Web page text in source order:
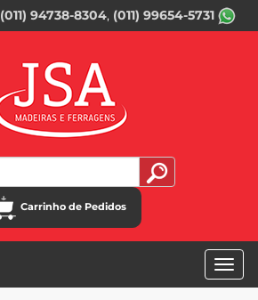
(011) 94738-8304 (011) 99654-5731
Carrinho de Pedidos